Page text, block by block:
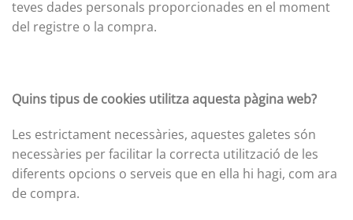
teves dades personals proporcionades en el moment
del registre o la compra.
Quins tipus de cookies utilitza aquesta pàgina web?
Les estrictament necessàries, aquestes galetes són
necessàries per facilitar la correcta utilització de les
diferents opcions o serveis que en ella hi hagi, com ara
de compra.